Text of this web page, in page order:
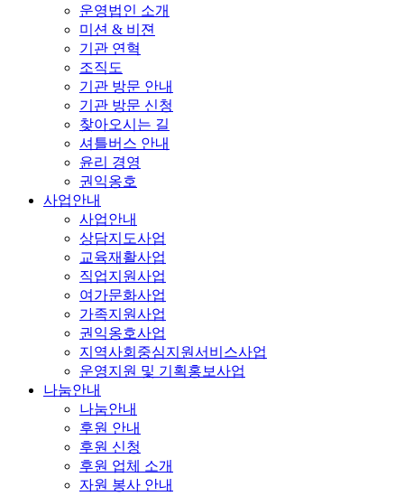
운영법인 소개
미션 & 비젼
기관 연혁
조직도
기관 방문 안내
기관 방문 신청
찾아오시는 길
셔틀버스 안내
윤리 경영
권익옹호
사업안내
사업안내
상담지도사업
교육재활사업
직업지원사업
여가문화사업
가족지원사업
권익옹호사업
지역사회중심지원서비스사업
운영지원 및 기획홍보사업
나눔안내
나눔안내
후원 안내
후원 신청
후원 업체 소개
자원 봉사 안내